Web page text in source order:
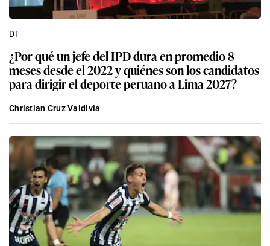
DT
¿Por qué un jefe del IPD dura en promedio 8
meses desde el 2022 y quiénes son los candidatos
para dirigir el deporte peruano a Lima 2027?
Christian Cruz Valdivia